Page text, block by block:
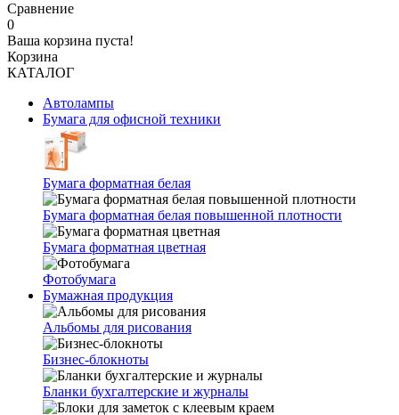
Сравнение
0
Ваша корзина пуста!
Корзина
КАТАЛОГ
Автолампы
Бумага для офисной техники
Бумага форматная белая
Бумага форматная белая повышенной плотности
Бумага форматная цветная
Фотобумага
Бумажная продукция
Альбомы для рисования
Бизнес-блокноты
Бланки бухгалтерские и журналы